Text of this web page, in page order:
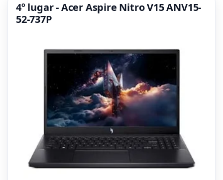
4º lugar - Acer Aspire Nitro V15 ANV15-
52-737P